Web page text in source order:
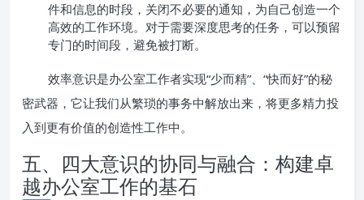
件和信息的时段，关闭不必要的通知，为自己创造一个
高效的工作环境。对于需要深度思考的任务，可以预留
专门的时间段，避免被打断。
效率意识是办公室工作者实现“少而精”、“快而好”的秘
密武器，它让我们从繁琐的事务中解放出来，将更多精力投
入到更有价值的创造性工作中。
五、四大意识的协同与融合：构建卓
越办公室工作的基石